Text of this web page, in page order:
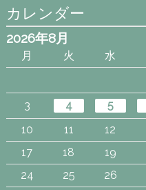
カレンダー
2026年8月
月 火 水
3
4 5
10
11 12
17
18 19
24
25 26